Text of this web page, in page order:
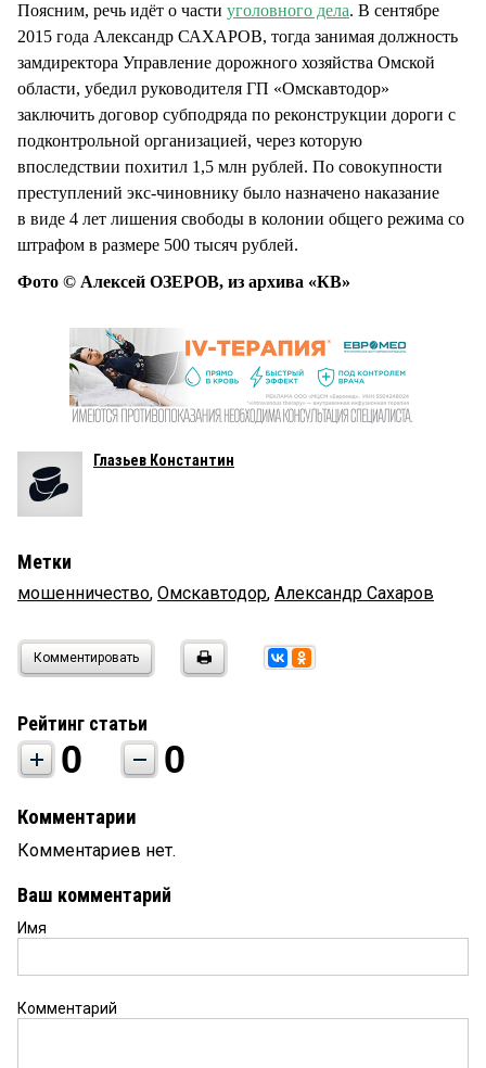
Поясним, речь идёт о части уголовного дела. В сентябре
2015 года Александр САХАРОВ, тогда занимая должность
замдиректора Управление дорожного хозяйства Омской
области, убедил руководителя ГП «Омскавтодор»
заключить договор субподряда по реконструкции дороги с
подконтрольной организацией, через которую
впоследствии похитил 1,5 млн рублей. По совокупности
преступлений экс-чиновнику было назначено наказание
в виде 4 лет лишения свободы в колонии общего режима со
штрафом в размере 500 тысяч рублей.
Фото © Алексей ОЗЕРОВ, из архива «КВ»
Глазьев Константин
Метки
мошенничество, Омскавтодор, Александр Сахаров
Комментировать
Рейтинг статьи
0 0
Комментарии
Комментариев нет.
Ваш комментарий
Имя
Комментарий